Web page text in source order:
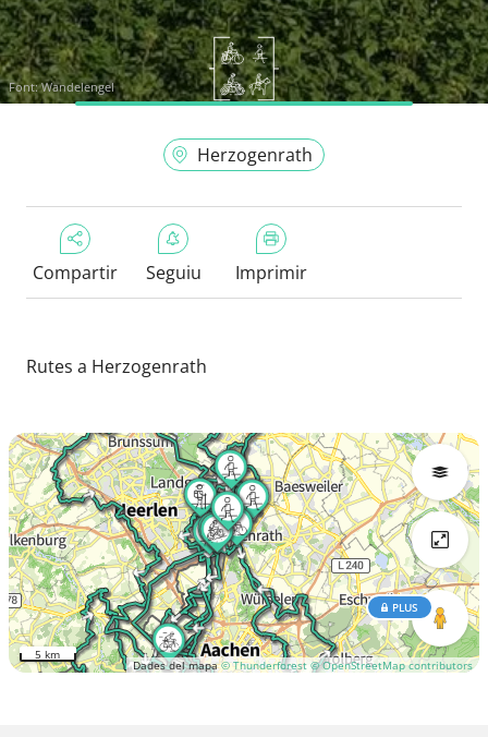
Font:Wandelengel
Herzogenrath
Compartir Seguiu Imprimir
Rutes a Herzogenrath
Dades del mapa© Thunderforest © OpenStreetMap contributors
PLUS
5 km